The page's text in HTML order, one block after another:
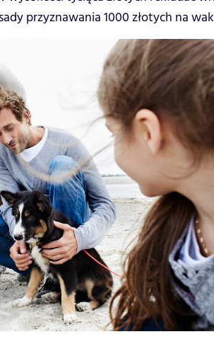
przyznawania 1000 złotych na